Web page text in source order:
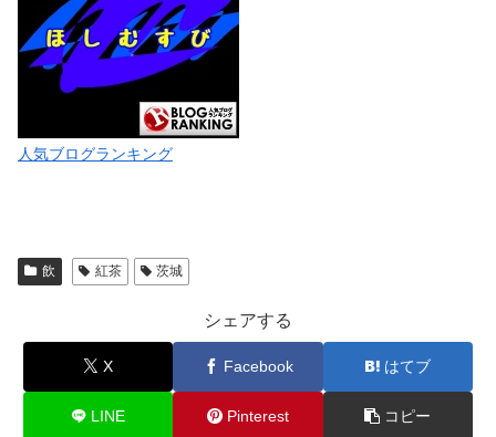
人気ブログランキング
飲 紅茶 茨城
シェアする
X Facebook はてブ
LINE Pinterest コピー